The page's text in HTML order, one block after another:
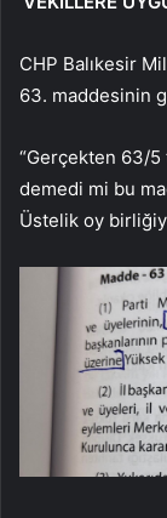
CHP Balıkesir
63. maddesinin
“Gerçekten 63/5
demedi mi bu
Üstelik oy